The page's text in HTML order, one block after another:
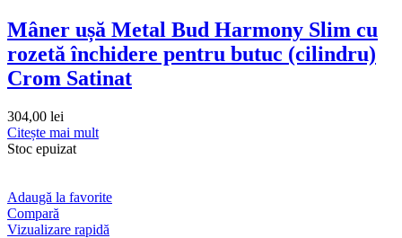
Mâner ușă Metal Bud Harmony Slim cu
rozetă închidere pentru butuc (cilindru)
Crom Satinat
304,00 lei
Citește mai mult
Stoc epuizat
Adaugă la favorite
Compară
Vizualizare rapidă